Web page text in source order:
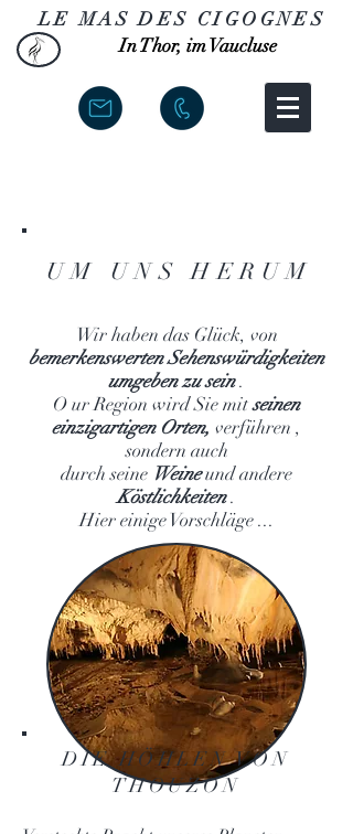
LE MAS DES CIGOGNES
In Thor, im Vaucluse
UM UNS HERUM
Wir haben das Glück, von
bemerkenswerten Sehenswürdigkeiten
umgeben zu sein.
Our Region wird Siemitseinen
einzigartigen Orten, verführen ,
sondern auch
durch seine Weineund andere
Köstlichkeiten.
Hier einige Vorschläge ...
DIE HÖHLEN VON
THOUZON